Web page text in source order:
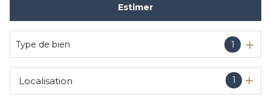
De l'immo pro
Estimer
Type de bien 1
1
Localisation